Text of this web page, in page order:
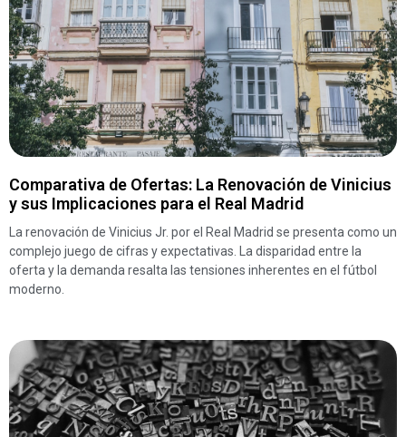
Comparativa de Ofertas: La Renovación de Vinicius
y sus Implicaciones para el Real Madrid
La renovación de Vinicius Jr. por el Real Madrid se presenta como un
complejo juego de cifras y expectativas. La disparidad entre la
oferta y la demanda resalta las tensiones inherentes en el fútbol
moderno.